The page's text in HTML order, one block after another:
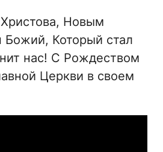
Новым
Божий, Который стал
нас! С Рождеством
Церкви в своем